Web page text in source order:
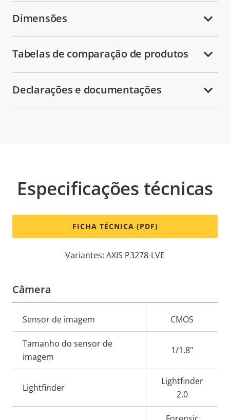
Dimensões
Tabelas de comparação de produtos
Declarações e documentações
Especificações técnicas
FICHA TÉCNICA (PDF)
Variantes: AXIS P3278-LVE
Câmera
Descrição
da
propriedade
propriedade
Sensor de imagem CMOS
Tamanho do sensor de
imagem
1/1.8"
Lightfinder
Lightfinder
2.0